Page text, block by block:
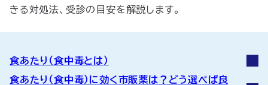
きる対処法、受診の目安を解説します。
食あたり（食中毒とは）
食あたり（食中毒）に効く市販薬は？どう選べば良